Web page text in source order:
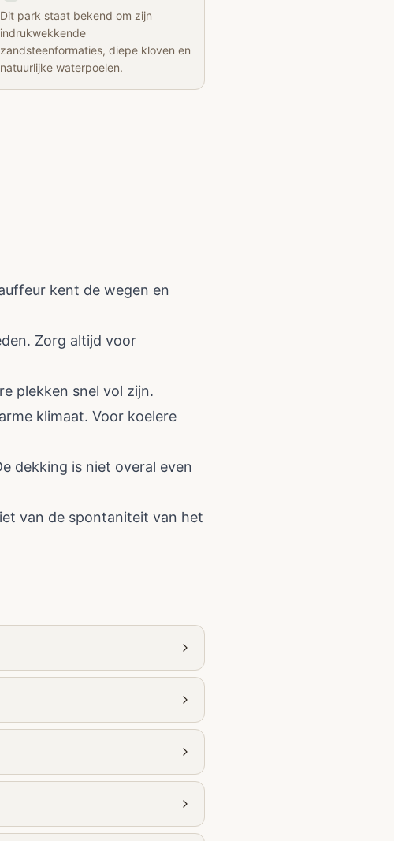
Dit park staat bekend om zijn
indrukwekkende
zandsteenformaties, diepe kloven en
natuurlijke waterpoelen.
kent de wegen en
Zorg altijd voor
plekken snel vol zijn.
klimaat. Voor koelere
dekking is niet overal even
van de spontaniteit van het